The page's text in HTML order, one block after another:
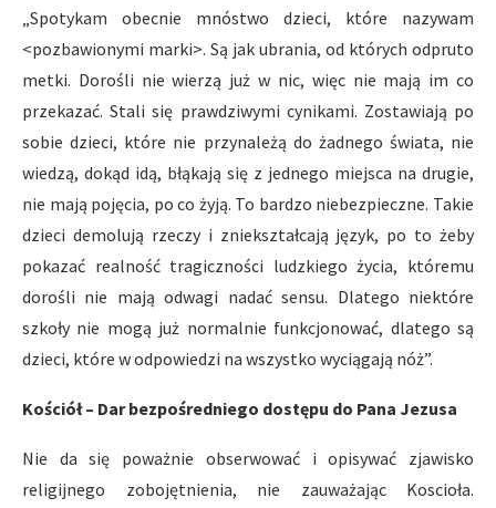
„Spotykam obecnie mnóstwo dzieci, które nazywam
<pozbawionymi marki>. Są jak ubrania, od których odpruto
metki. Dorośli nie wierzą już w nic, więc nie mają im co
przekazać. Stali się prawdziwymi cynikami. Zostawiają po
sobie dzieci, które nie przynależą do żadnego świata, nie
wiedzą, dokąd idą, błąkają się z jednego miejsca na drugie,
nie mają pojęcia, po co żyją. To bardzo niebezpieczne. Takie
dzieci demolują rzeczy i zniekształcają język, po to żeby
pokazać realność tragiczności ludzkiego życia, któremu
dorośli nie mają odwagi nadać sensu. Dlatego niektóre
szkoły nie mogą już normalnie funkcjonować, dlatego są
dzieci, które w odpowiedzi na wszystko wyciągają nóż”.
Kościół – Dar bezpośredniego dostępu do Pana Jezusa
Nie da się poważnie obserwować i opisywać zjawisko
religijnego zobojętnienia, nie zauważając Koscioła.